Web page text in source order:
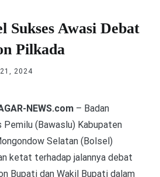
Sukses Awasi Debat
Pilkada
2024
NEWS.com – Badan
Pemilu (Bawaslu) Kabupaten
Selatan (Bolsel)
ketat terhadap jalannya debat
Bupati dan Wakil Bupati dalam